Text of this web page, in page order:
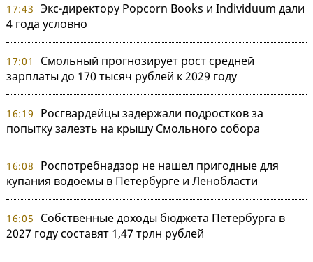
17:43 Экс-директору Popcorn Books и Individuum дали
4 года условно
17:01
Смольный прогнозирует рост средней
зарплаты до 170 тысяч рублей к 2029 году
16:19
Росгвардейцы задержали подростков за
попытку залезть на крышу Смольного собора
16:08
Роспотребнадзор не нашел пригодные для
купания водоемы в Петербурге и Ленобласти
16:05
Собственные доходы бюджета Петербурга в
2027 году составят 1,47 трлн рублей